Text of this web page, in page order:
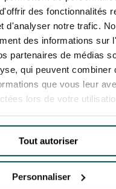
des fonctionnalités
d'analyser notre trafic.
des informations sur
partenaires de médias
qui peuvent combiner
que vous leur
lors de votre
Tout autoriser
Personnaliser
- CYGAMES GRAND
- CYGAMES GRAND
MEMBERSHIPS
-